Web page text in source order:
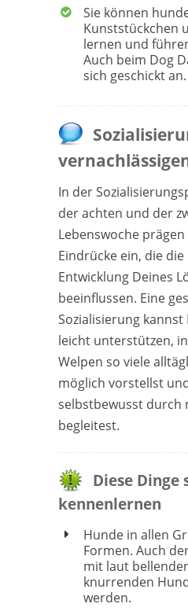
Sie können
Kunststückchen
lernen und
Auch beim Dog
sich geschickt an.
In der
der achten und der
Lebenswoche
Eindrücke ein, die
Entwicklung Deines
beeinflussen. Eine
Sozialisierung kannst
leicht unterstützen,
Welpen so viele
möglich vorstellst
selbstbewusst durch
begleitest.
Diese Dinge
kennenlernen
Hunde in allen
Formen. Auch
mit laut
knurrenden
werden.